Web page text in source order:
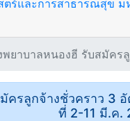
ร์และการสาธารณสุข
พยาบาลหนองฮี รับสมัคร
ครลูกจ้างชั่วคราว 3
ที่ 2-11 มี.ค.